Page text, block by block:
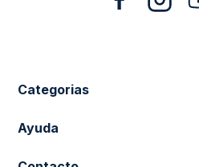
Categorias
New Arrivals
Ayuda
Cuidado de la Ropa